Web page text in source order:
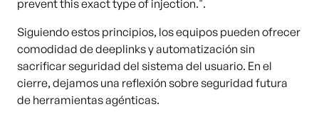
prevent this exact type of injection.".
Siguiendo estos principios, los equipos pueden ofrecer
comodidad de deeplinks y automatización sin
sacrificar seguridad del sistema del usuario. En el
cierre, dejamos una reflexión sobre seguridad futura
de herramientas agénticas.